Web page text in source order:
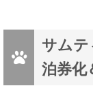
サムテ
泊券化